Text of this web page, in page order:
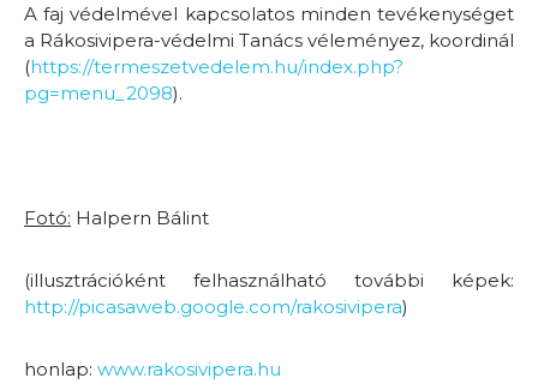
A faj védelmével kapcsolatos minden tevékenységet
a Rákosivipera-védelmi Tanács véleményez, koordinál
(https://termeszetvedelem.hu/index.php?
pg=menu_2098).
Fotó: Halpern Bálint
(illusztrációként felhasználható további képek:
http://picasaweb.google.com/rakosivipera)
honlap: www.rakosivipera.hu